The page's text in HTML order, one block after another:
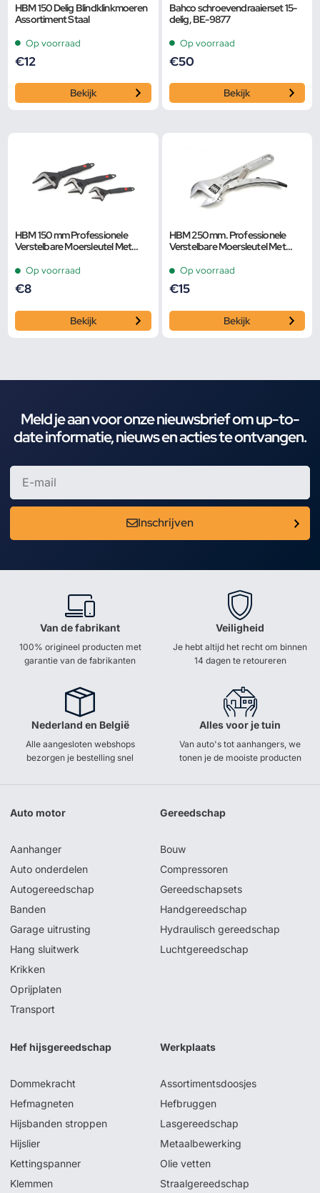
HBM 150 Delig Blindklinkmoeren
Assortiment Staal
Op voorraad
€12
Bekijk
Bahco schroevendraaierset 15-
delig, BE-9877
Op voorraad
€50
Bekijk
HBM 150 mm Professionele
Verstelbare Moersleutel Met
Smalle Bek
Op voorraad
€8
Bekijk
HBM 250 mm. Professionele
Verstelbare Moersleutel Met
Op voorraad
€15
Bekijk
Meld je aan voor onze nieuwsbrief om up-to-
date informatie, nieuws en acties te ontvangen.
Inschrijven
Van de fabrikant
100% origineel producten met
garantie van de fabrikanten
Veiligheid
Je hebt altijd het recht om binnen
14 dagen te retoureren
Nederland en België
Alle aangesloten webshops
bezorgen je bestelling snel
Alles voor je tuin
Van auto's tot aanhangers, we
tonen je de mooiste producten
Auto motor
Aanhanger
Auto onderdelen
Autogereedschap
Banden
Garage uitrusting
Hang sluitwerk
Krikken
Oprijplaten
Transport
Gereedschap
Bouw
Compressoren
Gereedschapsets
Handgereedschap
Hydraulisch gereedschap
Luchtgereedschap
Hef hijsgereedschap
Dommekracht
Hefmagneten
Hijsbanden stroppen
Hijslier
Kettingspanner
Klemmen
Werkplaats
Assortimentsdoosjes
Hefbruggen
Lasgereedschap
Metaalbewerking
Olie vetten
Straalgereedschap